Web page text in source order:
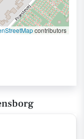
contributors